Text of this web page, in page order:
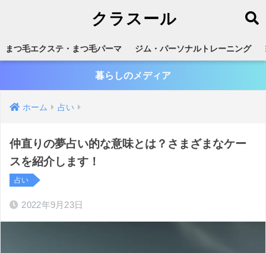
クラスール
まつ毛エクステ・まつ毛パーマ ジム・パーソナルトレーニング
暮らしのメディア
ホーム 占い
仲直りの夢占い的な意味とは？さまざまなケー
スを紹介します！
占い
2022年9月23日